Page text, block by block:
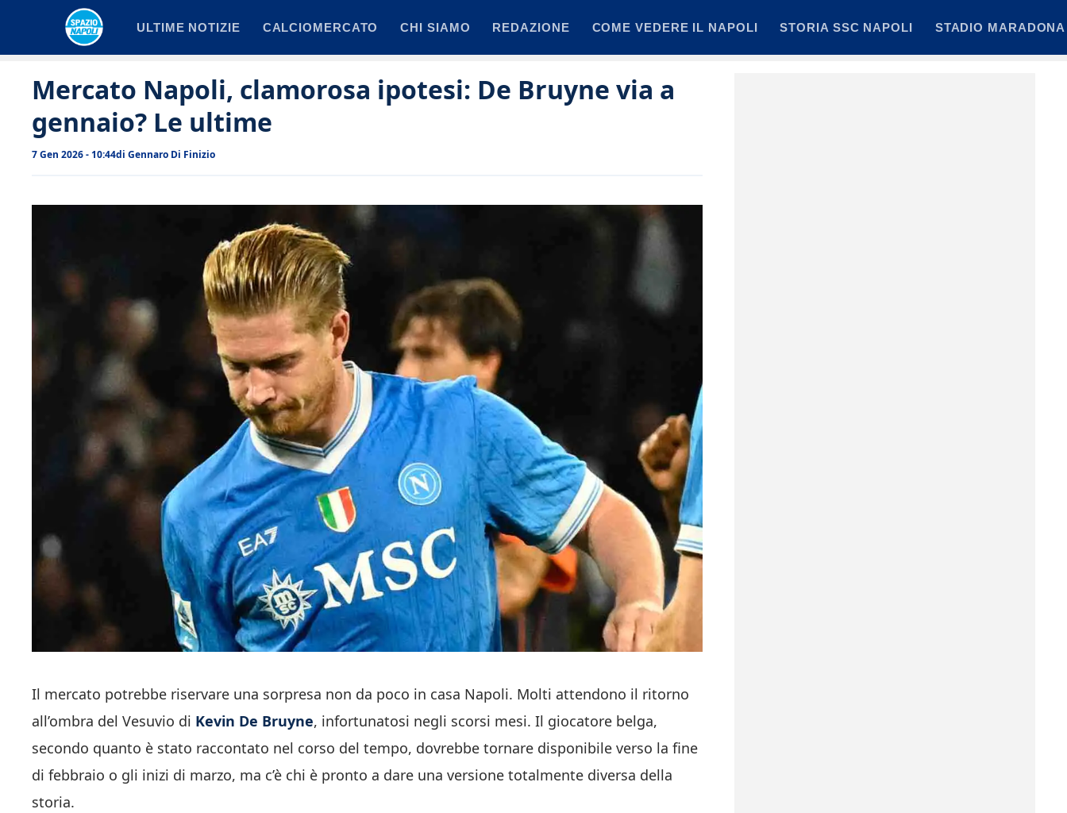
ULTIME NOTIZIE CALCIOMERCATO CHI SIAMO REDAZIONE COME VEDERE IL NAPOLI STORIA SSC NAPOLI STADIO MARADONA
Mercato Napoli, clamorosa ipotesi: De Bruyne via a
gennaio? Le ultime
7 Gen 2026 - 10:44di Gennaro Di Finizio
Il mercato potrebbe riservare una sorpresa non da poco in casa Napoli. Molti attendono il ritorno
all’ombra del Vesuvio di Kevin De Bruyne, infortunatosi negli scorsi mesi. Il giocatore belga,
secondo quanto è stato raccontato nel corso del tempo, dovrebbe tornare disponibile verso la fine
di febbraio o gli inizi di marzo, ma c’è chi è pronto a dare una versione totalmente diversa della
storia.